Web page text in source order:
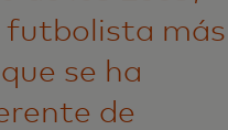
futbolista más
se ha
de